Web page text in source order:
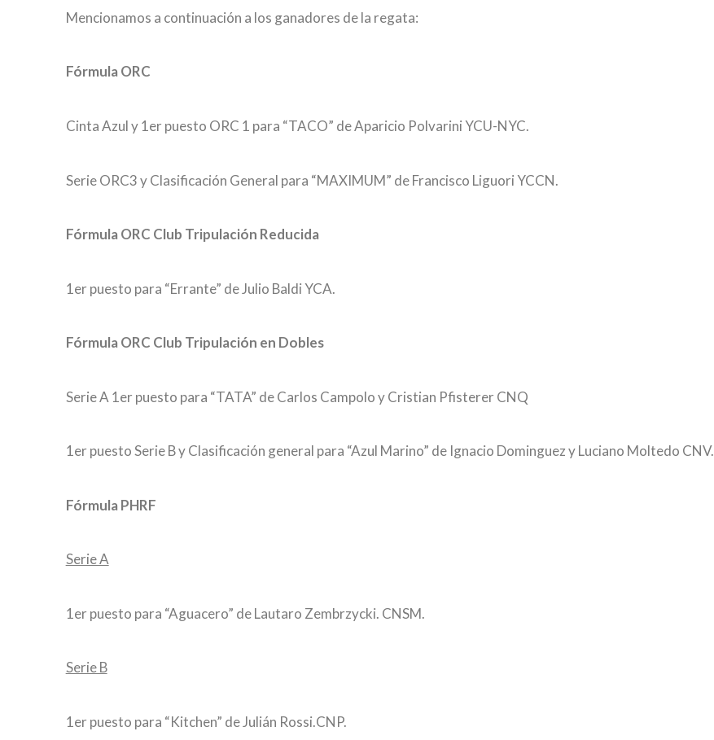
Mencionamos a continuación a los ganadores de la regata:
Fórmula ORC
Cinta Azul y 1er puesto ORC 1 para “TACO” de Aparicio Polvarini YCU-NYC.
Serie ORC3 y Clasificación General para “MAXIMUM” de Francisco Liguori YCCN.
Fórmula ORC Club Tripulación Reducida
1er puesto para “Errante” de Julio Baldi YCA.
Fórmula ORC Club Tripulación en Dobles
Serie A 1er puesto para “TATA” de Carlos Campolo y Cristian Pfisterer CNQ
1er puesto Serie B y Clasificación general para “Azul Marino” de Ignacio Dominguez y Luciano Moltedo CNV.
Fórmula PHRF
Serie A
1er puesto para “Aguacero” de Lautaro Zembrzycki. CNSM.
Serie B
1er puesto para “Kitchen” de Julián Rossi.CNP.